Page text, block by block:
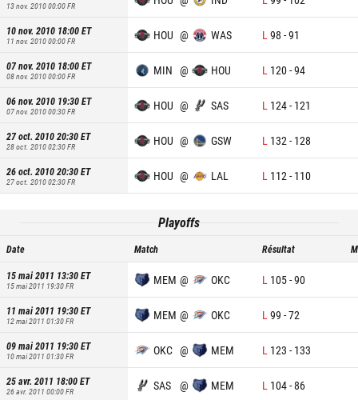
13 nov. 2010 00:00FR
10 nov. 2010 18:00ET
11 nov. 2010 00:00FR HOU @ WAS L 98 -91
07 nov. 2010 18:00ET
08 nov. 2010 00:00FR MIN @ HOU L 120-94
06 nov. 2010 19:30ET
07 nov. 2010 00:30FR HOU @ SAS L 124- 121
27 oct. 2010 20:30ET
28 oct. 2010 02:30FR HOU @ GSW L 132 - 128
26 oct. 2010 20:30ET
27 oct. 2010 02:30FR HOU @ LAL L 112 - 110
Playoffs
Date Match Résultat
15 mai 2011 13:30ET
15 mai 2011 19:30FR MEM @ OKC L 105-90
11 mai 2011 19:30ET
12 mai 2011 01:30FR MEM @ OKC L 99 -72
09 mai 2011 19:30ET
10 mai 2011 01:30FR OKC @ MEM L 123 - 133
25 avr. 2011 18:00ET
26 avr. 2011 00:00FR SAS @ MEM L 104-86